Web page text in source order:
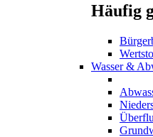
Häufig
Wasser &